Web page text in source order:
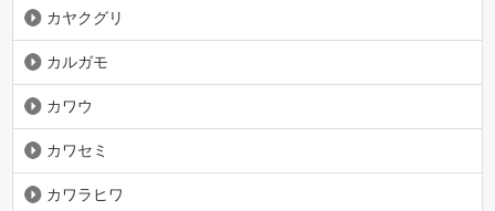
カヤクグリ
カルガモ
カワウ
カワセミ
カワラヒワ